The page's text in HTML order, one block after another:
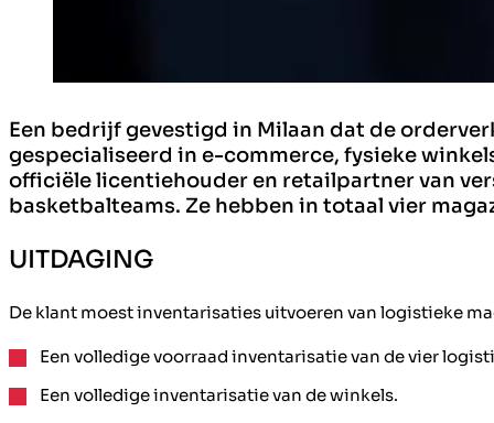
Een bedrijf gevestigd in Milaan dat de
gespecialiseerd in e-commerce, fysieke
officiële licentiehouder en retailpartner van
basketbalteams. Ze hebben in totaal vier
UITDAGING
De klant moest inventarisaties uitvoeren van logistieke
Een volledige voorraad inventarisatie van de vier
Een volledige inventarisatie van de winkels.